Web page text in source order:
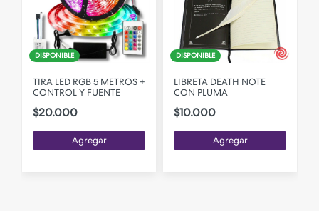
DISPONIBLE
TIRA LED RGB 5 METROS +
CONTROL Y FUENTE
$20.000
Agregar
DISPONIBLE
LIBRETA DEATH NOTE
CON PLUMA
$10.000
Agregar